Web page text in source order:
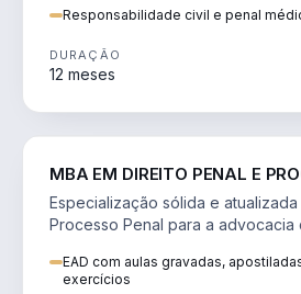
Responsabilidade civil e penal
DURAÇÃO
12 meses
MBA EM DIREITO PENAL E
Especialização sólida e
Processo Penal para a advocacia
EAD com aulas gravadas,
exercícios